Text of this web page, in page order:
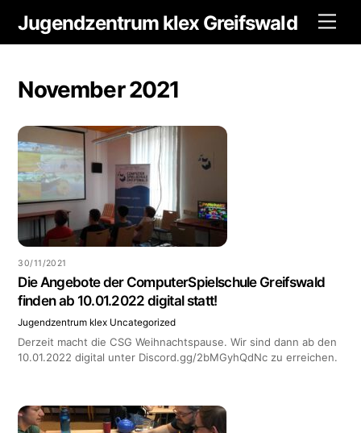
content
Jugendzentrum klex Greifswald
November 2021
30/11/2021
Die Angebote der ComputerSpielschule Greifswald
finden ab 10.01.2022 digital statt!
Jugendzentrum klex Uncategorized
Derzeit macht die CSG Weihnachtspause. Wir sind dann ab den
10.01.2022 digital unter Discord.gg/2bMGyhQdNc zu erreichen.